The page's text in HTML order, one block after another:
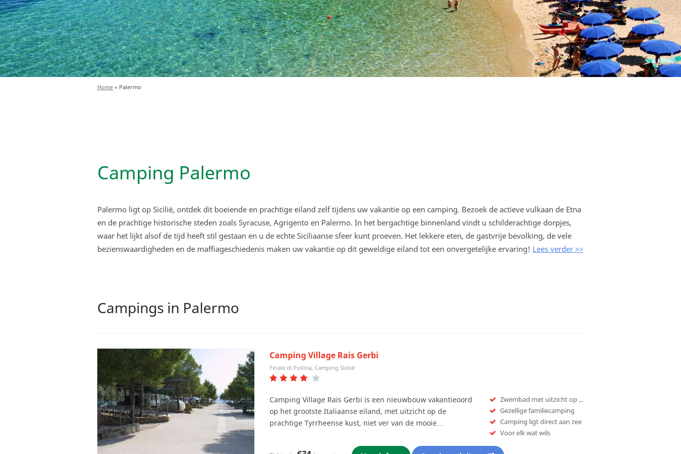
Home » Palermo
Camping Palermo
Palermo ligt op Sicilië, ontdek dit boeiende en prachtige eiland zelf tijdens uw vakantie op een camping. Bezoek de actieve vulkaan de Etna
en de prachtige historische steden zoals Syracuse, Agrigento en Palermo. In het bergachtige binnenland vindt u schilderachtige dorpjes,
waar het lijkt alsof de tijd heeft stil gestaan en u de echte Siciliaanse sfeer kunt proeven. Het lekkere eten, de gastvrije bevolking, de vele
bezienswaardigheden en de maffiageschiedenis maken uw vakantie op dit geweldige eiland tot een onvergetelijke ervaring! Lees verder >>
Campings in Palermo
Camping Village Rais Gerbi
Finale di Pollina, Camping Sicilië
Camping Village Rais Gerbi is een nieuwbouw vakantieoord
op het grootste Italiaanse eiland, met uitzicht op de
prachtige Tyrrheense kust, niet ver van de mooie…
Zwembad met uitzicht op zee
Gezellige familiecamping
Camping ligt direct aan zee
Voor elk wat wils